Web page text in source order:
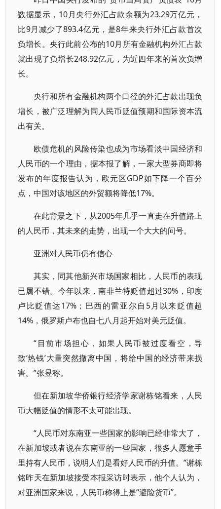
数据显示，10月央行外汇占款余额为23.29万亿元，
比9月减少了893.4亿元，是8年来央行外汇占款首次
负增长。央行此前公布的10月所有金融机构外汇占款
就出现了负增长248.92亿元，为近四年来的首次负增
长。
央行和所有金融机构两个口径的外汇占款出现负
增长，被广泛理解为同人民币贬值预期和国际资本流
出有关。
欧债危机的风险传染也成为市场看淡中国经济和
人民币的一个理由，据本报了解，一家大型券商即将
发布的年度报告认为，欧元区GDP如下降一个百分
点，中国对该地区的外贸额将降低17%。
在此背景之下，从2005年几乎一直走在升值路上
的人民币，其未来的走势，出现一个大大的问号。
亚洲对人民币仍有信心
其实，同其他新兴市场国家相比，人民币的表现
已属不错。今年以来，南非兰特贬值超过30%，印度
卢比贬值达17%；巴西的雷亚尔自5月以来贬值超
14%，俄罗斯卢布也自七八月起开始对美元贬值。
“目前市场担心，如果人民币被过度看空，导
致‘热钱’大量突然撤离中国，将给中国的经济带来损
害。”张昱称。
但在新加坡华侨银行经济学家谢栋铭看来，人民
币大幅贬值的情形不太可能出现。
“人民币对东南亚一些国家的影响已经非常大了，
在新加坡或者说在东南亚的一些国家，很多人愿意手
里持有人民币，说明人们是看好人民币的升值。”谢栋
铭昨天在新加坡接受本报采访时表示，他个人认为，
对亚洲国家来说，人民币称得上是“避险货币”。